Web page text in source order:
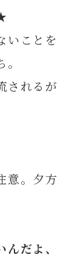
いことを
されるが
意。夕方
だよ、